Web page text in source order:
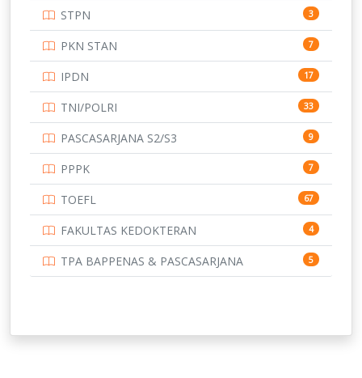
15
15
14
14
UNIVERSITAS CENDRAWASIH 14
15
219
11
159
UNIVERSITAS JEMBER
STPN 3
PKN STAN 7
IPDN 17
TNI/POLRI 33
PASCASARJANA S2/S3 9
PPPK 7
TOEFL 67
FAKULTAS KEDOKTERAN 4
TPA BAPPENAS & PASCASARJANA 5